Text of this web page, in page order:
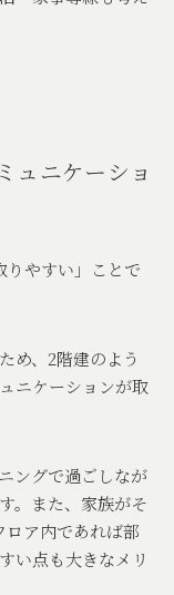
ュニケーショ
りやすい」ことで
、 2階建のよう
ニケーションが取
ングで過ごしなが
。また、家族がそ
ロア内であれば部
い点も大きなメリ